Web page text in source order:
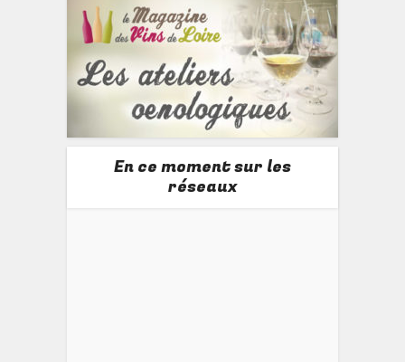
En ce moment sur les
réseaux